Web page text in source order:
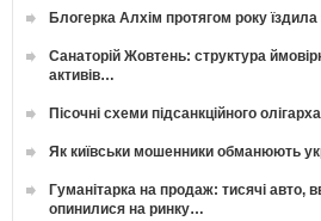
Блогерка Алхім протягом року
Санаторій Жовтень: структура
активів…
Пісочні схеми підсанкційного
Як київськи мошенники обманюють
Гуманітарка на продаж: тисячі авто,
опинилися на ринку…